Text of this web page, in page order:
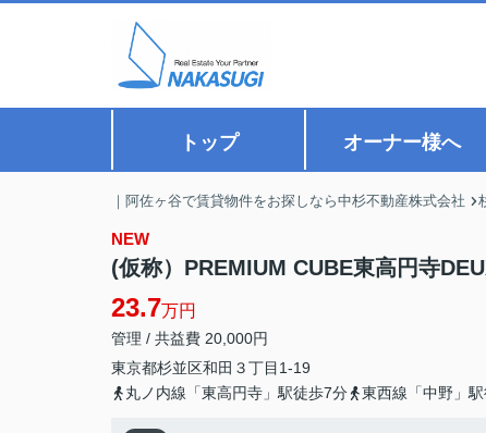
トップ オーナー様へ
｜阿佐ヶ谷で賃貸物件をお探しなら中杉不動産株式会社
NEW
(仮称）PREMIUM CUBE東高円寺
23.7万円
管理 / 共益費 20,000円
東京都杉並区和田 ３丁目1-19
丸ノ内線「東高円寺」駅徒歩7分
東西線「中野」